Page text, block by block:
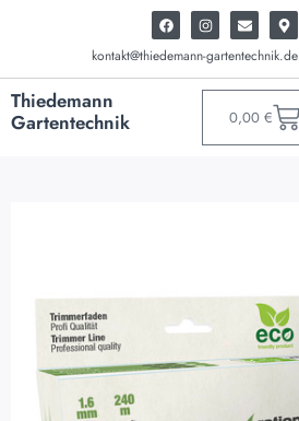
kontakt@thiedemann-gartentechnik.de
Thiedemann
Gartentechnik
0,00 €